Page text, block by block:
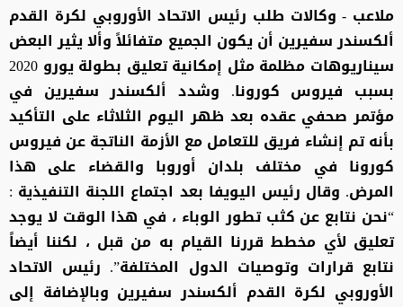
ملاعب - وكالات طلب رئيس الاتحاد الأوروبي لكرة القدم
ألكسندر سفيرين أن يكون الجميع متفائلاً وألا يثير البعض
سيناريوهات مظلمة مثل إمكانية تعليق بطولة يورو 2020
بسبب فيروس كورونا. وشدد ألكسندر سفيرين في
مؤتمر صحفي عقده بعد ظهر اليوم الثلاثاء على التأكيد
بأنه تم إنشاء فريق للتعامل مع الأزمة الناتجة عن فيروس
كورونا في مختلف بلدان أوروبا والقضاء على هذا
المرض. وقال رئيس اليويفا بعد اجتماع اللجنة التنفيذية :
“نحن نتابع عن كثب تطور الوباء ، في هذا الوقت لا يوجد
تعليق لأي مخطط قررنا القيام به من قبل ، لكننا أيضاً
نتابع قرارات وتوصيات الدول المختلفة”. رئيس الاتحاد
الأوروبي لكرة القدم ألكسندر سفيرين وبالإضافة إلى